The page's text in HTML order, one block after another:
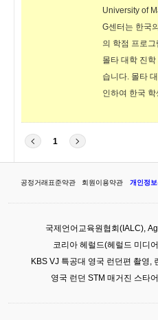
University of
G센터는 한국
의 학점 프로
몰타 대학 진
습니다. 몰타
인하여 한국
1
공정거래표준약관 회원이용약관 개인정
국제언어교육원협회(IALC),
코리아 헤럴드(헤럴드 미디
KBS VJ 특공대 영국 런던편 촬영,
영국 런던 STM 매거진 스타